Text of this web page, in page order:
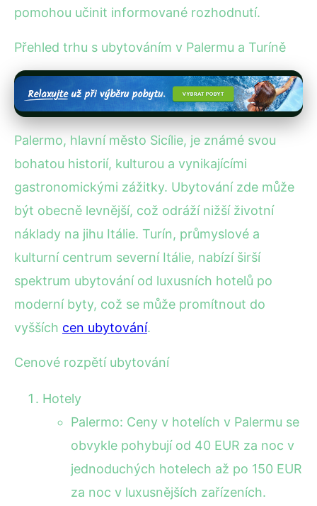
pomohou učinit informované rozhodnutí.
Přehled trhu s ubytováním v Palermu a Turíně
Palermo, hlavní město Sicílie, je známé svou
bohatou historií, kulturou a vynikajícími
gastronomickými zážitky. Ubytování zde může
být obecně levnější, což odráží nižší životní
náklady na jihu Itálie. Turín, průmyslové a
kulturní centrum severní Itálie, nabízí širší
spektrum ubytování od luxusních hotelů po
moderní byty, což se může promítnout do
vyšších cen ubytování.
Cenové rozpětí ubytování
Hotely
Palermo: Ceny v hotelích v Palermu se
obvykle pohybují od 40 EUR za noc v
jednoduchých hotelech až po 150 EUR
za noc v luxusnějších zařízeních.